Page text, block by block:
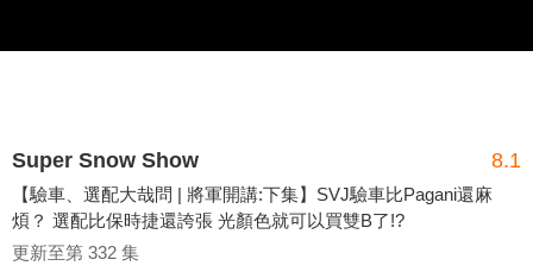
Super Snow Show 8.1
【驗車、選配大哉問 | 將軍開講:下集】SVJ驗車比Pagani還麻
煩？ 選配比保時捷還誇張 光顏色就可以買雙B了!?
更新至第 332 集